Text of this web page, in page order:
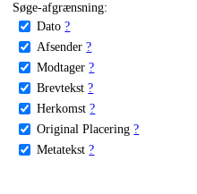
Søge-afgrænsning:
Dato ?
Afsender ?
Modtager ?
Brevtekst ?
Herkomst ?
Original Placering ?
Metatekst ?